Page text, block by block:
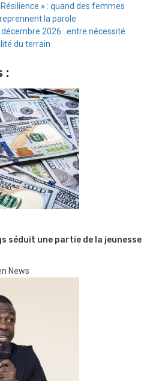
» : quand des femmes
la parole
2026 : entre nécessité
du terrain
:
séduit une partie de la jeunesse
News